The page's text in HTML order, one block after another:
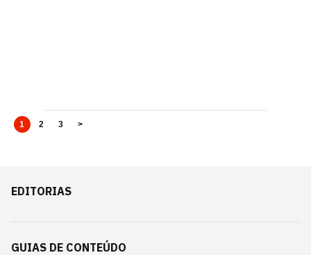
1 2 3 >
EDITORIAS
GUIAS DE CONTEÚDO